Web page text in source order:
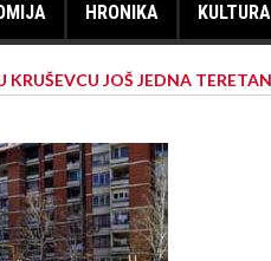
HRONIKA KULTURA
KRUŠEVCU JOŠ JEDNA